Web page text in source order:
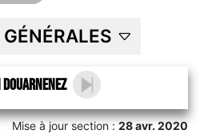
Mise à jour section :28 avr. 2020